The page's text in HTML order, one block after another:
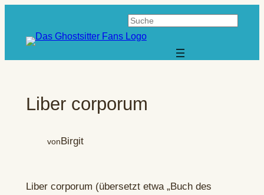
springen
Suchen
Liber corporum
vonBirgit
Liber corporum (übersetzt etwa „Buch des